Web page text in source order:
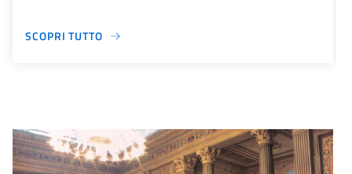
SCOPRI TUTTO